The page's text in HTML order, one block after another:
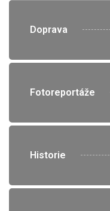
Doprava
Fotoreportáže
Historie